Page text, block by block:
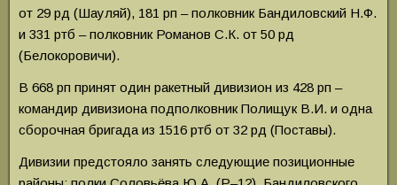
от 29 рд (Шауляй), 181 рп – полковник Бандиловский Н.Ф.
и 331 ртб – полковник Романов С.К. от 50 рд
(Белокоровичи).
В 668 рп принят один ракетный дивизион из 428 рп –
командир дивизиона подполковник Полищук В.И. и одна
сборочная бригада из 1516 ртб от 32 рд (Поставы).
Дивизии предстояло занять следующие позиционные